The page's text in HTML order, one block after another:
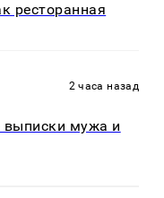
ресторанная
2 часа назад
выписки мужа и